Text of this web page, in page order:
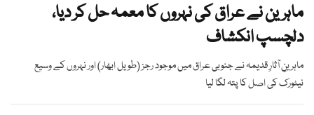
ماہرین نے عراق کی نہروں کا معمہ حل کر دیا،
دلچسپ انکشاف
ماہرینِ آثارِ قدیمہ نے جنوبی عراق میں موجود رجز (طویل ابھار) اور نہروں کے وسیع
نیٹورک کی اصل کا پتہ لگا لیا